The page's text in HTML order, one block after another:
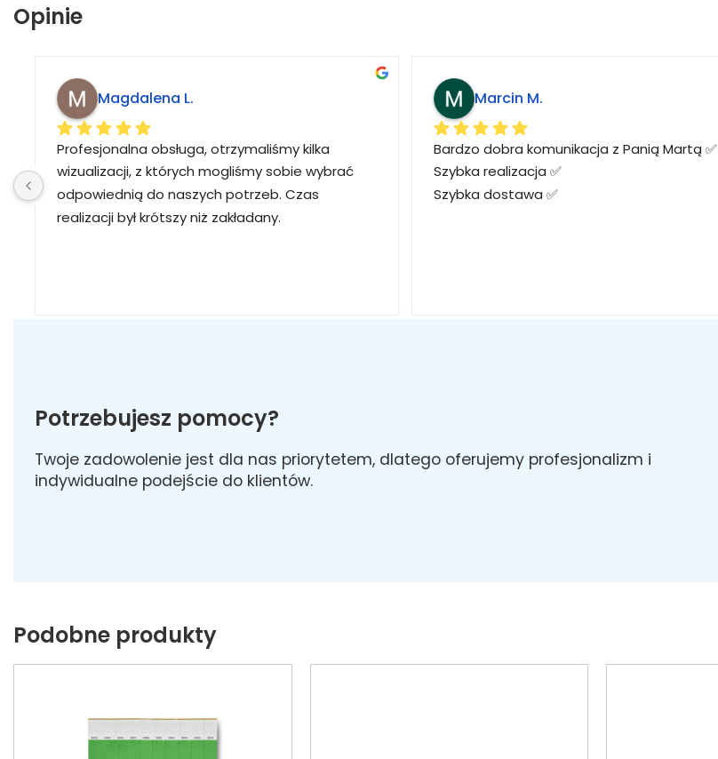
Opinie
Magdalena L.
Profesjonalna obsługa, otrzymaliśmy kilka
wizualizacji, z których mogliśmy sobie wybrać
odpowiednią do naszych potrzeb. Czas
realizacji był krótszy niż zakładany.
Marcin M.
Bardzo dobra komunikacja z Panią Martą ✅
Szybka realizacja ✅
Szybka dostawa ✅
Potrzebujesz pomocy?
Twoje zadowolenie jest dla nas priorytetem, dlatego oferujemy profesjonalizm i
indywidualne podejście do klientów.
Podobne produkty